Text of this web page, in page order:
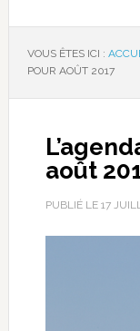
VOUS ÊTES ICI :
POUR AOÛT 2017
août
PUBLIÉ LE 17